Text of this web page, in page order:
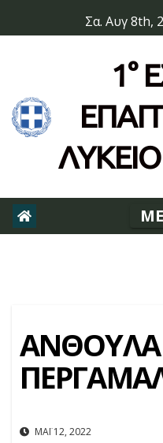
to
Σα. Αυγ 8th,
1°
ΑΝΘΟΥΛΑ
ΜΆΙ 12, 2022